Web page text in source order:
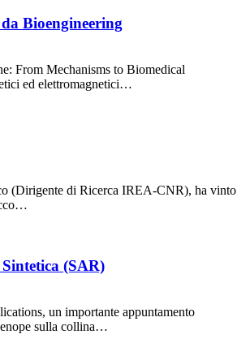
Bioengineering
From Mechanisms to Biomedical
ed elettromagnetici…
(Dirigente di Ricerca IREA-CNR), ha vinto
(SAR)
un importante appuntamento
sulla collina…